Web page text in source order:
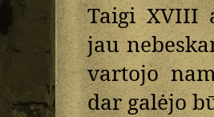
Taigi XVIII
jau
vartojo
dar galėjo